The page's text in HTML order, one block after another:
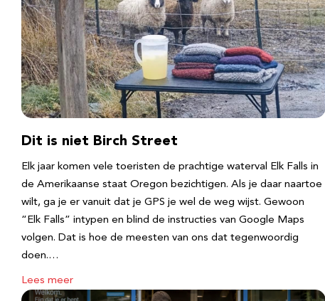
Dit is niet Birch Street
Elk jaar komen vele toeristen de prachtige waterval Elk Falls in
de Amerikaanse staat Oregon bezichtigen. Als je daar naartoe
wilt, ga je er vanuit dat je GPS je wel de weg wijst. Gewoon
“Elk Falls” intypen en blind de instructies van Google Maps
volgen. Dat is hoe de meesten van ons dat tegenwoordig
doen.…
Lees meer